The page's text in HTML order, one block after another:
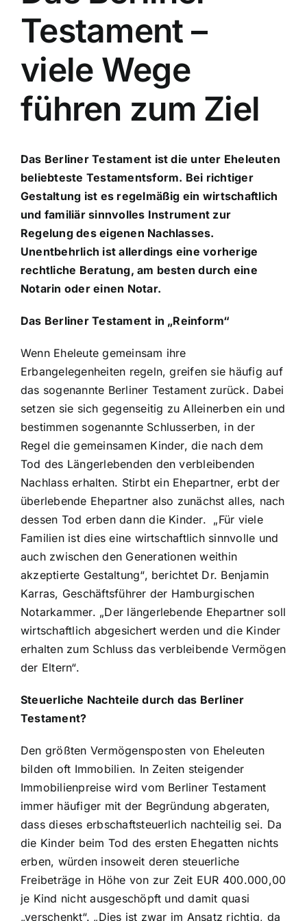
Downloads
Onlineformulare
Testament –
viele Wege
führen zum Ziel
Das Berliner Testament ist die unter Eheleuten
beliebteste Testamentsform. Bei richtiger
Gestaltung ist es regelmäßig ein wirtschaftlich
und familiär sinnvolles Instrument zur
Regelung des eigenen Nachlasses.
Unentbehrlich ist allerdings eine vorherige
rechtliche Beratung, am besten durch eine
Notarin oder einen Notar.
Das Berliner Testament in „Reinform“
Wenn Eheleute gemeinsam ihre
Erbangelegenheiten regeln, greifen sie häufig auf
das sogenannte Berliner Testament zurück. Dabei
setzen sie sich gegenseitig zu Alleinerben ein und
bestimmen sogenannte Schlusserben, in der
Regel die gemeinsamen Kinder, die nach dem
Tod des Längerlebenden den verbleibenden
Nachlass erhalten. Stirbt ein Ehepartner, erbt der
überlebende Ehepartner also zunächst alles, nach
dessen Tod erben dann die Kinder. „Für viele
Familien ist dies eine wirtschaftlich sinnvolle und
auch zwischen den Generationen weithin
akzeptierte Gestaltung“, berichtet Dr. Benjamin
Karras, Geschäftsführer der Hamburgischen
Notarkammer. „Der längerlebende Ehepartner soll
wirtschaftlich abgesichert werden und die Kinder
erhalten zum Schluss das verbleibende Vermögen
der Eltern“.
Steuerliche Nachteile durch das Berliner
Testament?
Den größten Vermögensposten von Eheleuten
bilden oft Immobilien. In Zeiten steigender
Immobilienpreise wird vom Berliner Testament
immer häufiger mit der Begründung abgeraten,
dass dieses erbschaftsteuerlich nachteilig sei. Da
die Kinder beim Tod des ersten Ehegatten nichts
erben, würden insoweit deren steuerliche
Freibeträge in Höhe von zur Zeit EUR 400.000,00
je Kind nicht ausgeschöpft und damit quasi
„verschenkt“. „Dies ist zwar im Ansatz richtig, da